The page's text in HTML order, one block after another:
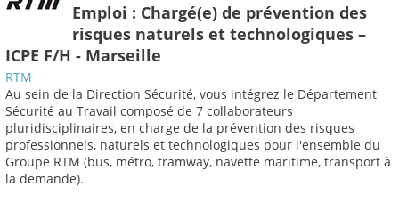
Emploi : Chargé(e) de prévention des
risques naturels et technologiques –
ICPE F/H - Marseille
RTM
Au sein de la Direction Sécurité, vous intégrez le Département
Sécurité au Travail composé de 7 collaborateurs
pluridisciplinaires, en charge de la prévention des risques
professionnels, naturels et technologiques pour l'ensemble du
Groupe RTM (bus, métro, tramway, navette maritime, transport à
la demande).